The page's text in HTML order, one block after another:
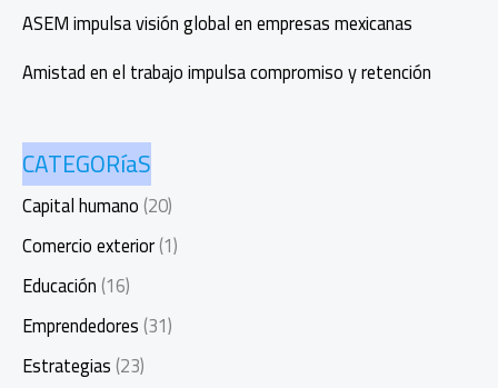
ASEM impulsa visión global en empresas mexicanas
Amistad en el trabajo impulsa compromiso y retención
CATEGORíaS
Capital humano(20)
Comercio exterior(1)
Educación(16)
Emprendedores(31)
Estrategias(23)